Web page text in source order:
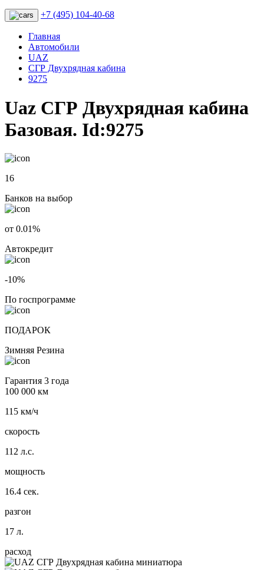
+7 (495) 104-40-68
Главная
Автомобили
UAZ
СГР Двухрядная кабина
9275
Uaz СГР Двухрядная кабина
Базовая. Id:9275
16
Банков на выбор
от 0.01%
Автокредит
-10%
По госпрограмме
ПОДАРОК
Зимняя Резина
Гарантия 3 года
100 000 км
115 км/ч
скорость
112 л.с.
мощность
16.4 сек.
разгон
17 л.
расход